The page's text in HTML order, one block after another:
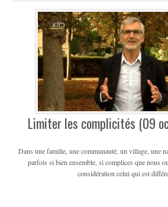
Limiter les complicités (09
Dans une famille, une communauté, un village, une
parfois si bien ensemble, si complices que nous
considération celui qui est